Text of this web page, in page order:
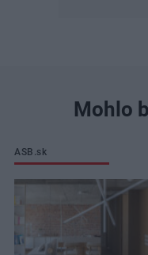
Mohlo
ASB.sk